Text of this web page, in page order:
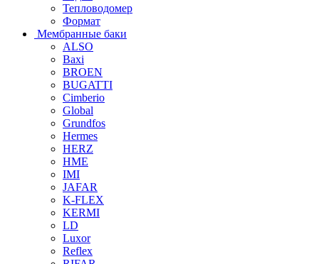
Тепловодомер
Формат
Мембранные баки
ALSO
Baxi
BROEN
BUGATTI
Cimberio
Global
Grundfos
Hermes
HERZ
HME
IMI
JAFAR
K-FLEX
KERMI
LD
Luxor
Reflex